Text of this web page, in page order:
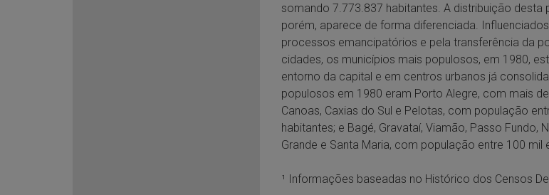
somando 7.773.837 habitantes. A distribuição desta
porém, aparece de forma diferenciada.
processos emancipatórios e pela transferência da
cidades, os municípios mais populosos, em 1980,
entorno da capital e em centros urbanos já
populosos em 1980 eram Porto Alegre, com mais
Canoas, Caxias do Sul e Pelotas, com população
habitantes; e Bagé, Gravataí, Viamão, Passo Fundo,
Grande e Santa Maria, com população entre 100 mil
¹ Informações baseadas no Histórico dos Censos